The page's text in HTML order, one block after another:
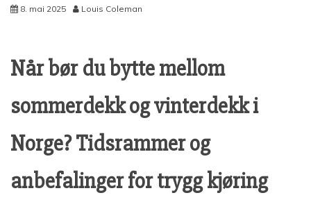
8. mai 2025 Louis Coleman
Når bør du bytte mellom
sommerdekk og vinterdekk i
Norge? Tidsrammer og
anbefalinger for trygg kjøring